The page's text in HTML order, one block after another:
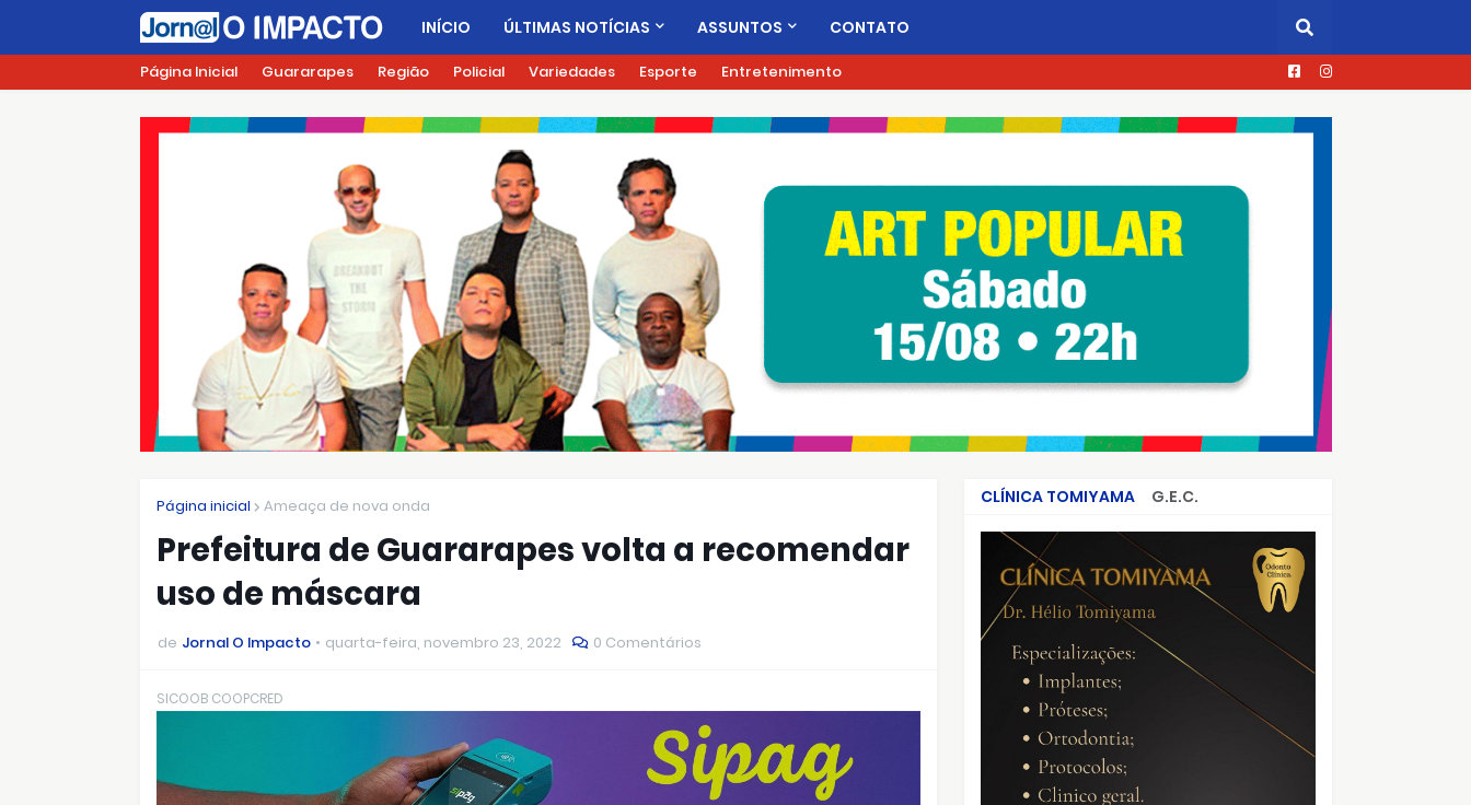
INÍCIO ÚLTIMAS NOTÍCIAS ASSUNTOS CONTATO
Página Inicial Guararapes Região Policial Variedades Esporte Entretenimento
Página inicial Ameaça de nova onda
Prefeitura de Guararapes volta a recomendar
uso de máscara
de Jornal O Impacto quarta-feira, novembro 23, 2022 0 Comentários
SICOOB COOPCRED
CLÍNICA TOMIYAMA
G.E.C.
CRIMES QUE ABALARAM O BRASIL